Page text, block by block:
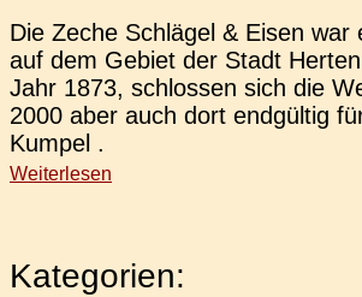
Die Zeche Schlä­gel & Eisen war
auf dem Gebiet der Stadt
Jahr 1873, schlos­sen sich die
2000 aber auch dort end­gül­tig
Kumpel .
Weiterlesen
Kategorien: